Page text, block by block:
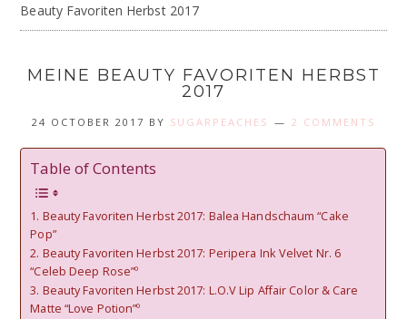
Beauty Favoriten Herbst 2017
MEINE BEAUTY FAVORITEN HERBST
2017
24 OCTOBER 2017 BY SUGARPEACHES 2 COMMENTS
Table of Contents
1. Beauty Favoriten Herbst 2017: Balea Handschaum “Cake
Pop”
2. Beauty Favoriten Herbst 2017: Peripera Ink Velvet Nr. 6
“Celeb Deep Rose”º
3. Beauty Favoriten Herbst 2017: L.O.V Lip Affair Color & Care
Matte “Love Potion”º